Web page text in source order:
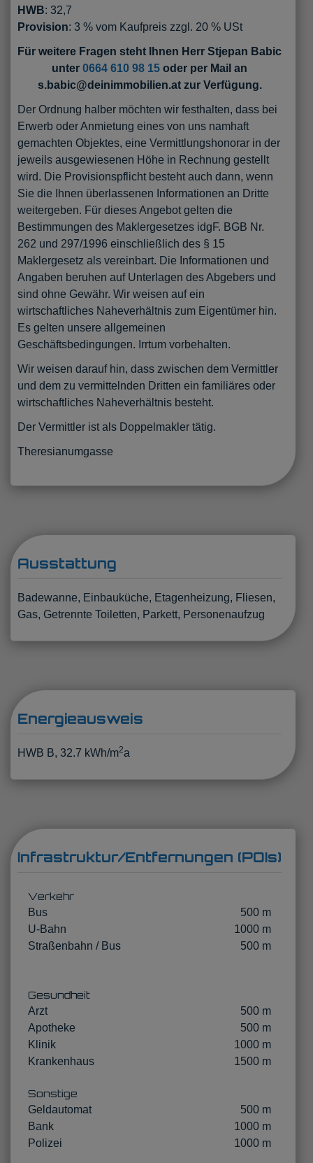
HWB: 32,7
Provision: 3 % vom Kaufpreis zzgl. 20 % USt
Für weitere Fragen steht Ihnen Herr Stjepan Babic
unter 0664 610 98 15 oder per Mail an
s.babic@deinimmobilien.at zur Verfügung.
Der Ordnung halber möchten wir festhalten, dass bei
Erwerb oder Anmietung eines von uns namhaft
gemachten Objektes, eine Vermittlungshonorar in der
jeweils ausgewiesenen Höhe in Rechnung gestellt
wird. Die Provisionspflicht besteht auch dann, wenn
Sie die Ihnen überlassenen Informationen an Dritte
weitergeben. Für dieses Angebot gelten die
Bestimmungen des Maklergesetzes idgF. BGB Nr.
262 und 297/1996 einschließlich des § 15
Maklergesetz als vereinbart. Die Informationen und
Angaben beruhen auf Unterlagen des Abgebers und
sind ohne Gewähr. Wir weisen auf ein
wirtschaftliches Naheverhältnis zum Eigentümer hin.
Es gelten unsere allgemeinen
Geschäftsbedingungen. Irrtum vorbehalten.
Wir weisen darauf hin, dass zwischen dem Vermittler
und dem zu vermittelnden Dritten ein familiäres oder
wirtschaftliches Naheverhältnis besteht.
Der Vermittler ist als Doppelmakler tätig.
Theresianumgasse
Ausstattung
Badewanne Einbauküche Etagenheizung
Fliesen
Gas Getrennte Toiletten Parkett Personenaufzug
Energieausweis
HWB B, 32.7 kWh/m2a
Infrastruktur/Entfernungen (POIs)
Verkehr
Bus
500 m
U-Bahn
1000 m
Straßenbahn / Bus
500 m
Gesundheit
Arzt
500 m
Apotheke
500 m
Klinik
1000 m
Krankenhaus
1500 m
Sonstige
Geldautomat
500 m
Bank
1000 m
Polizei
1000 m